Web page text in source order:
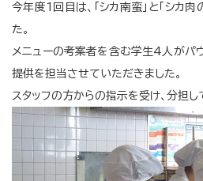
今年度1回目は、「シカ南蛮」と「シカ
た。
メニューの考案者を含む学生4人がパ
提供を担当させていただきました。
スタッフの方からの指示を受け、分担し